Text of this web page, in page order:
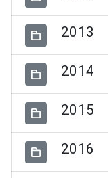
2013
2014
2015
2016